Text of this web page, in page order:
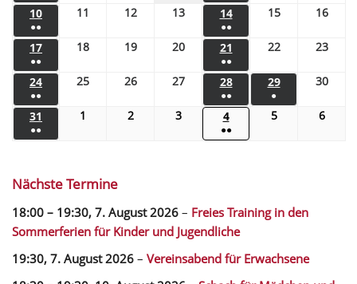
10
●●
11 12 13 14
●●
15 16
17
●●
18 19 20 21
●●
22 23
24
●●
25 26 27 28
●●
29
●
30
31
●●
1 2 3 4
●●
5 6
Nächste Termine
18:00 – 19:30, 7. August 2026 – Freies Training in den
Sommerferien für Kinder und Jugendliche
19:30, 7. August 2026 – Vereinsabend für Erwachsene